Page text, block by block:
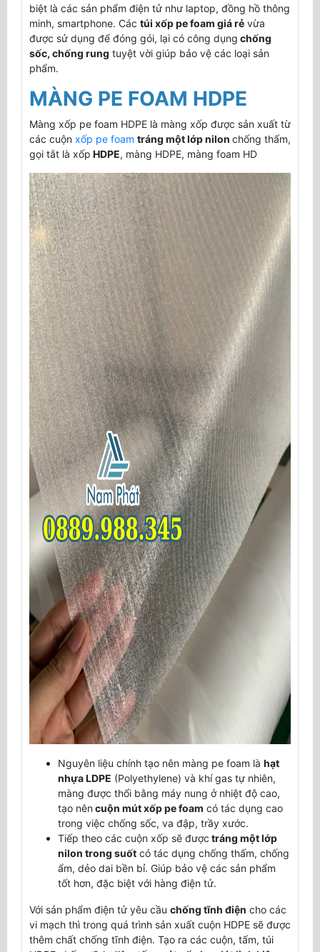
biệt là các sản phẩm điện tử như laptop, đồng hồ thông
minh, smartphone. Các túi xốp pe foam giá rẻ vừa
được sử dụng để đóng gói, lại có công dụng chống
sốc, chống rung tuyệt vời giúp bảo vệ các loại sản
phẩm.
MÀNG PE FOAM HDPE
Màng xốp pe foam HDPE là màng xốp được sản xuất từ
các cuộn xốp pe foam tráng một lớp nilon chống thấm,
gọi tắt là xốp HDPE, màng HDPE, màng foam HD
Nguyên liệu chính tạo nên màng pe foam là hạt
nhựa LDPE (Polyethylene) và khí gas tự nhiên,
màng được thổi bằng máy nung ở nhiệt độ cao,
tạo nêncuộn mút xốp pe foam có tác dụng cao
trong việc chống sốc, va đập, trầy xước.
Tiếp theo các cuộn xốp sẽ được tráng một lớp
nilon trong suốt có tác dụng chống thấm, chống
ẩm, dẻo dai bền bỉ. Giúp bảo vệ các sản phẩm
tốt hơn, đặc biệt với hàng điện tử.
Với sản phẩm điện tử yêu cầu chống tĩnh điện cho các
vi mạch thì trong quá trình sản xuất cuộn HDPE sẽ được
thêm chất chống tĩnh điện. Tạo ra các cuộn, tấm, túi